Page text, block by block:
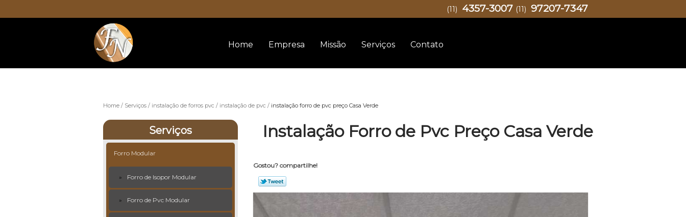
Home Empresa Missão Serviços Contato
(11) 4357-3007 (11) 97207-7347
Home Serviços instalação de forros pvc instalação de pvc instalação forro de pvc preço Casa Verde
Serviços
Forro Modular
Forro de Isopor Modular
Forro de Pvc Modular
Instalação Forro de Pvc Preço Casa Verde
Gostou? compartilhe!